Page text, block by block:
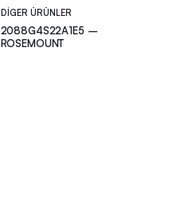
DIGER ÜRÜNLER
2088G4S22A1E5 –
ROSEMOUNT